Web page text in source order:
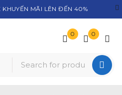
KHUYẾN MÃI LÊN ĐẾN 40%
0 0